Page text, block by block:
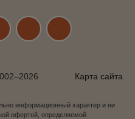
Карта сайта
информационный характер и ни
офертой, определяемой